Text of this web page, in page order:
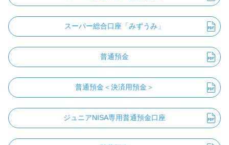
スーパー総合口座「みずうみ」
普通預金
普通預金＜決済用預金＞
ジュニアNISA専用普通預金口座